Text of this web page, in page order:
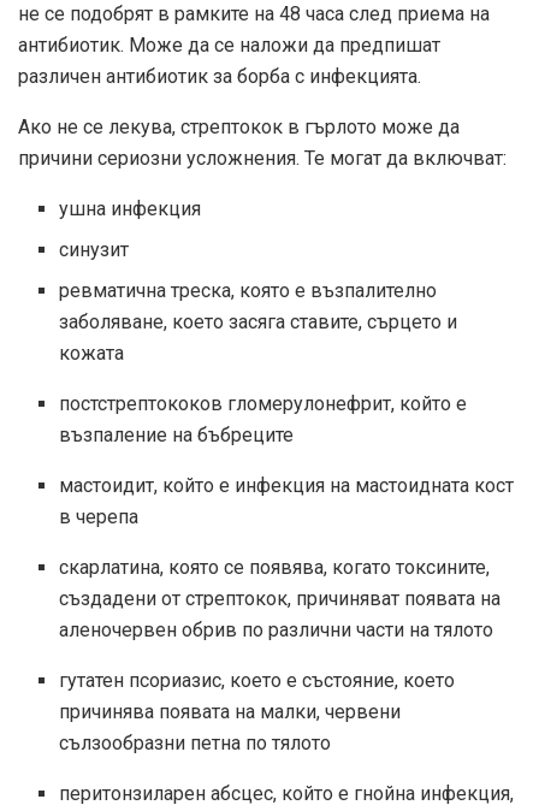
не се подобрят в рамките на 48 часа след приема на
антибиотик. Може да се наложи да предпишат
различен антибиотик за борба с инфекцията.
Ако не се лекува, стрептокок в гърлото може да
причини сериозни усложнения. Те могат да включват:
ушна инфекция
синузит
ревматична треска, която е възпалително
заболяване, което засяга ставите, сърцето и
кожата
постстрептококов гломерулонефрит, който е
възпаление на бъбреците
мастоидит, който е инфекция на мастоидната кост
в черепа
скарлатина, която се появява, когато токсините,
създадени от стрептокок, причиняват появата на
аленочервен обрив по различни части на тялото
гутатен псориазис, което е състояние, което
причинява появата на малки, червени
сълзообразни петна по тялото
перитонзиларен абсцес, който е гнойна инфекция,